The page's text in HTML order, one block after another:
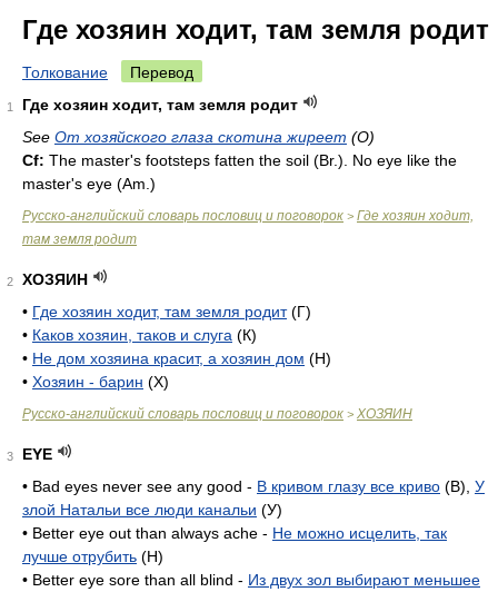
Где хозяин ходит, там земля родит
Толкование Перевод
1
Где хозяин ходит, там земля родит
See От хозяйского глаза скотина жиреет (О)
Cf: The master's footsteps fatten the soil (Br.). No eye like the
master's eye (Am. )
Русско-английский словарь пословиц и поговорок > Где хозяин ходит,
там земля родит
2
ХОЗЯИН
• Где хозяин ходит, там земля родит(Г)
• Каков хозяин, таков и слуга (К)
• Не дом хозяина красит, а хозяин дом (Н)
• Хозяин - барин (X)
Русско-английский словарь пословиц и поговорок > ХОЗЯИН
3
EYE
• Bad eyes never see any good - В кривом глазу все криво (B), У
злой Натальи все люди канальи (У)
• Better eye out than always ache - Не можно исцелить, так
лучше отрубить (H)
• Better eye sore than all blind - Из двух зол выбирают меньшее